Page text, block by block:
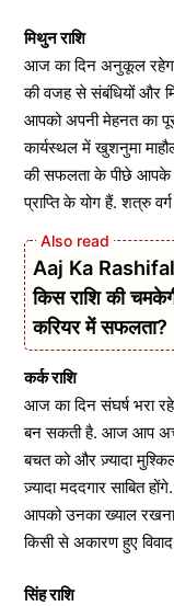
मिथुन राशि
आज का दिन अनुकूल
की वजह से संबंधियों और
आपको अपनी मेहनत का
कार्यस्थल में खुशनुमा
की सफलता के पीछे आपके
प्राप्ति के योग हैं. शत्रु
Aaj Ka
किस राशि की
करियर में सफलता?
कर्क राशि
आज का दिन संघर्ष भरा
बन सकती है. आज आप
बचत को और ज़्यादा
ज़्यादा मददगार साबित
आपको उनका ख्याल रखना
किसी से अकारण हुए
सिंह राशि